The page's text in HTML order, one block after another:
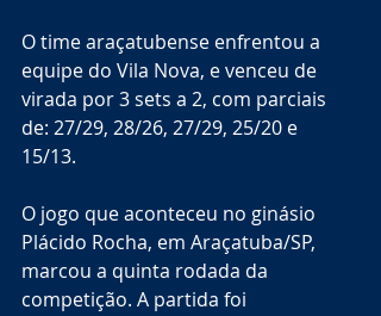
O time araçatubense enfrentou a
equipe do Vila Nova, e venceu de
virada por 3 sets a 2, com parciais
de: 27/29, 28/26, 27/29, 25/20 e
15/13.
O jogo que aconteceu no ginásio
Plácido Rocha, em Araçatuba/SP,
marcou a quinta rodada da
competição. A partida foi